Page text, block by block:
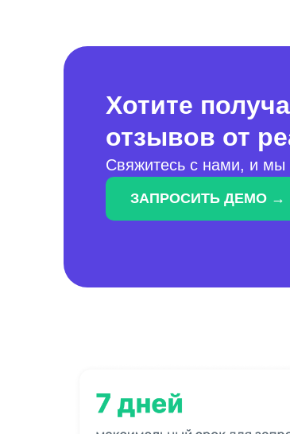
Хотите
отзывов от
Свяжитесь с нами, и мы
ЗАПРОСИТЬ ДЕМО →